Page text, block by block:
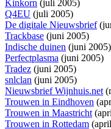
Kinkorn (juli 2005)
Q4EU (juli 2005)
De digitale Nieuwsbrief
Trackbase (juni 2005)
Indische duinen (juni 2005)
Perfectplasma (juni 2005)
Tradez (juni 2005)
snlclan (juni 2005)
Nieuwsbrief Wijnhuis.net
Trouwen in Eindhoven
Trouwen in Maastricht
Trouwen in Rottedam